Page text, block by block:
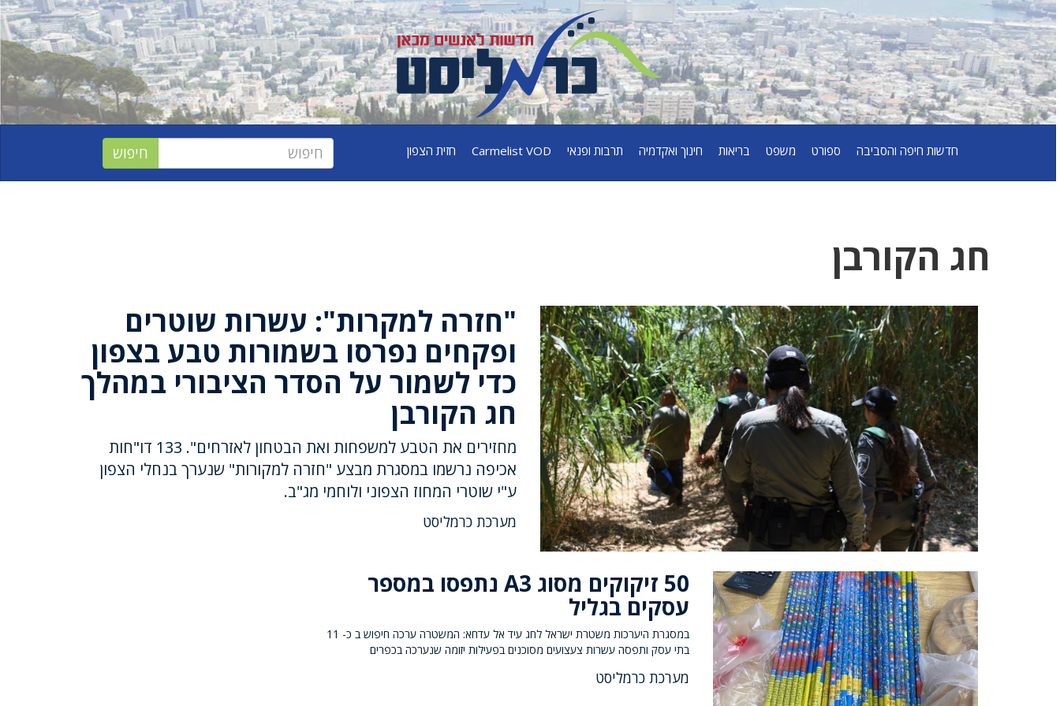
חדשות חיפה והסביבה ספורט משפט בריאות חינוך ואקדמיה תרבות ופנאי Carmelist VOD חזית הצפון
חג הקורבן
"חזרה למקרות": עשרות שוטרים
ופקחים נפרסו בשמורות טבע בצפון
כדי לשמור על הסדר הציבורי במהלך
חג הקורבן
מחזירים את הטבע למשפחות ואת הבטחון לאזרחים". 133 דו"חות
אכיפה נרשמו במסגרת מבצע "חזרה למקורות" שנערך בנחלי הצפון
ע"י שוטרי המחוז הצפוני ולוחמי מג"ב.
מערכת כרמליסט
50 זיקוקים מסוג A3 נתפסו במספר
עסקים בגליל
במסגרת היערכות משטרת ישראל לחג עיד אל עדחא: המשטרה ערכה חיפוש ב כ- 11
בתי עסק ותפסה עשרות צעצועים מסוכנים בפעילות יזומה שנערכה בכפרים
מערכת כרמליסט